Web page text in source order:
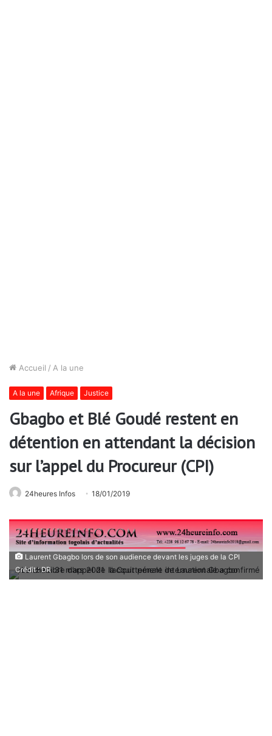
Accueil / A la une
A la une Afrique Justice
Gbagbo et Blé Goudé restent en
détention en attendant la décision
sur l’appel du Procureur (CPI)
24heures Infos 18/01/2019
Laurent Gbagbo lors de son audience devant les juges de la CPI
Crédit : DR